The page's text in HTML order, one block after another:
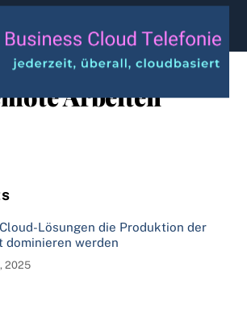
Arbeiten
Lösungen die Produktion der
dominieren werden
2025